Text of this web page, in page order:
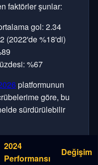
faktörler şunlar:
gol: 2.34
(2022'de %18'di)
%67
platformunun
göre, bu
sürdürülebilir
2024
Performansı
Değişim